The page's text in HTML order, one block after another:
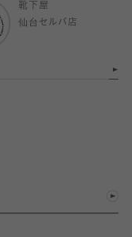
靴下屋
仙台セルバ店